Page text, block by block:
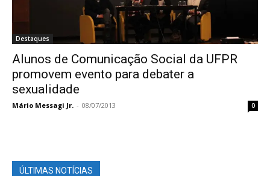
Destaques
Alunos de Comunicação Social da UFPR
promovem evento para debater a
sexualidade
Mário Messagi Jr. - 08/07/2013 0
ÚLTIMAS NOTÍCIAS